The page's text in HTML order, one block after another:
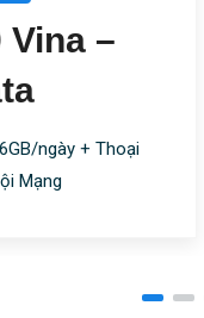
Vina –
ngày + Thoại
Mạng